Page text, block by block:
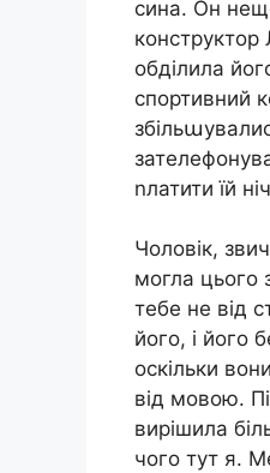
сина. Он
конструктор
обділила
спортивний
nлатити їй
Чоловік,
могла цього
тебе не від
його, і його
оскільки
від мовою.
вирішила
чого тут я.